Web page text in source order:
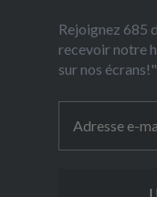
Rejoignez 685
recevoir notre
sur nos écrans!"